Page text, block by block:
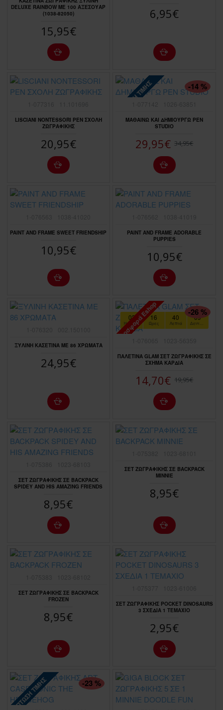
DELUXE RAINBOW ΜΕ 100 ΑΞΕΣΟΥΑΡ
(1038-82050)
15,95€
6,95€
LISCIANI NONTESSORI PEN ΣΧΟΛΗ
ΖΩΓΡΑΦΙΚΗΣ
20,95€
ΠΤΏΣΗ ΤΙΜΉΣ -14 %
ΜΑΘΑΙΝΩ ΚΑΙ ΔΗΜΙΟΥΡΓΩ PEN
STUDIO
29,95€ 34,95€
PAINT AND FRAME SWEET FRIENDSHIP
10,95€
PAINT AND FRAME ADORABLE
PUPPIES
10,95€
ΞΥΛΙΝΗ ΚΑΣΕΤΙΝΑ ΜΕ 86 ΧΡΩΜΑΤΑ
24,95€
ΠΤΏΣΗ ΤΙΜΉΣ
Προσφορά Eshop -26 %
03
Ημέρες
16
Ώρες
40
Λεπτά
07
ΠΑΛΕΤΙΝΑ GLAM ΣΕΤ ΖΩΓΡΑΦΙΚΗΣ ΣΕ
ΣΧΗΜΑ ΚΑΡΔΙΑ
14,70€ 19,95€
ΣΕΤ ΖΩΓΡΑΦΙΚΗΣ ΣΕ BACKPACK
SPIDEY AND HIS AMAZING FRIENDS
8,95€
ΣΕΤ ΖΩΓΡΑΦΙΚΗΣ ΣΕ BACKPACK
MINNIE
8,95€
ΣΕΤ ΖΩΓΡΑΦΙΚΗΣ ΣΕ BACKPACK
FROZEN
8,95€
ΣΕΤ ΖΩΓΡΑΦΙΚΗΣ POCKET DINOSAURS
3 ΣΧΕΔΙΑ 1 ΤΕΜΑΧΙΟ
2,95€
ΠΤΏΣΗ ΤΙΜΉΣ -23 %